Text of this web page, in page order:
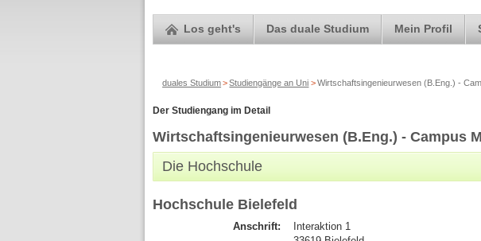
Los geht's Das duale Studium Mein Profil
duales Studium> Studiengänge an Uni >Wirtschaftsingenieurwesen (B.Eng.) -
Der Studiengang im Detail
Wirtschaftsingenieurwesen (B.Eng.) - Campus
Die Hochschule
Hochschule Bielefeld
Anschrift:
Interaktion 1